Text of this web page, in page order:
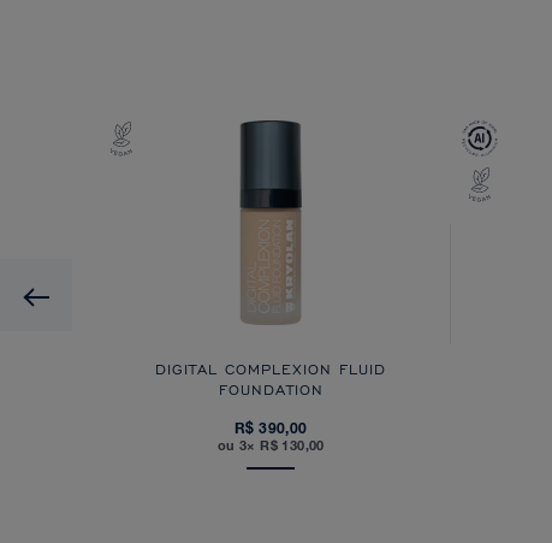
Previous
DIGITAL COMPLEXION FLUID
FOUNDATION
R$ 390,00
ou 3× R$ 130,00